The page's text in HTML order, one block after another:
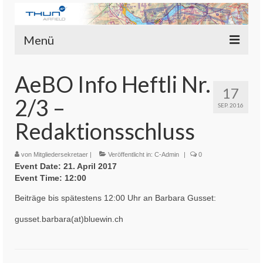
Menü
Piloten
Aviator’s Flugplatz Bistro
Rundflüge
Login-Mitgliederbereich
17
SEP. 2016
AeBO Info Heftli Nr.
2/3 –
Redaktionsschluss
von Mitgliedersekretaer Veröffentlicht in: C-Admin 0
Event Date: 21. April 2017
Event Time: 12:00
Beiträge bis spätestens 12:00 Uhr an Barbara Gusset:
gusset.barbara(at)bluewin.ch